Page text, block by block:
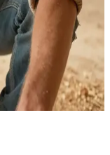
구이자, 언제나 당신
입니다. 그런데 최
속에 조용한 연심
기를 나누기 위해